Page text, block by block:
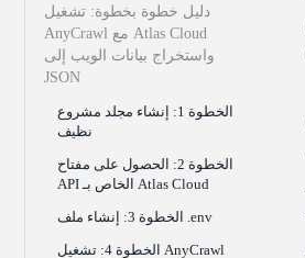
دليل خطوة بخطوة: تشغيل
AnyCrawl مع Atlas Cloud
واستخراج بيانات الويب إلى
JSON
الخطوة 1: إنشاء مجلد مشروع
نظيف
الخطوة 2: الحصول على مفتاح
API الخاص بـ Atlas Cloud
الخطوة 3: إنشاء ملف .env
الخطوة 4: تشغيل AnyCrawl